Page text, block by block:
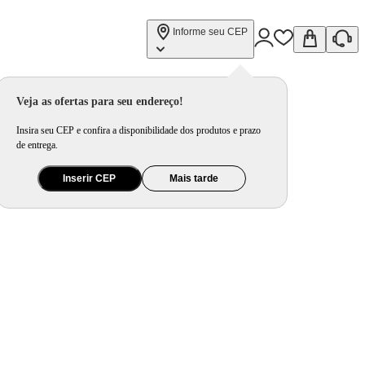
Informe seu CEP
Veja as ofertas para seu endereço!
Insira seu CEP e confira a disponibilidade dos produtos e prazo
de entrega.
Inserir CEP Mais tarde